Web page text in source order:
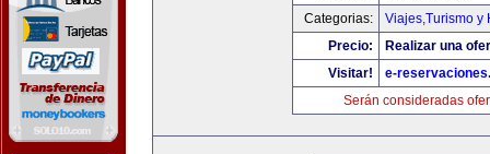
Categorias:
Viajes,Turismo y
Precio:
Realizar una
Visitar!
e-
Serán consideradas